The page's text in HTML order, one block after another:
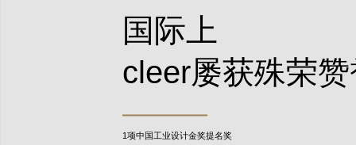
国际上
cleer屡获殊荣
1项中国工业设计金奖提名奖